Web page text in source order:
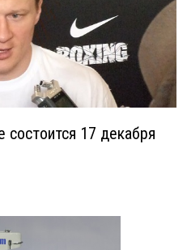
состоится 17 декабря